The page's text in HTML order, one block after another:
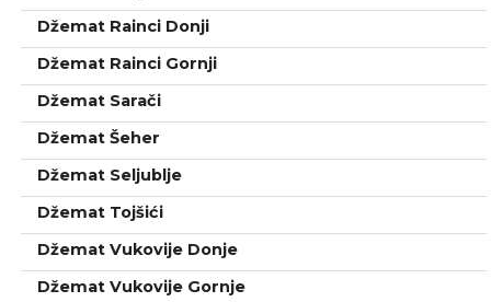
Džemat Rainci Donji
Džemat Rainci Gornji
Džemat Sarači
Džemat Šeher
Džemat Seljublje
Džemat Tojšići
Džemat Vukovije Donje
Džemat Vukovije Gornje